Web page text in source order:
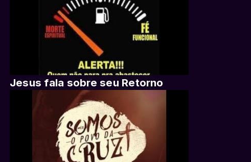
Jesus fala sobre seu Retorno